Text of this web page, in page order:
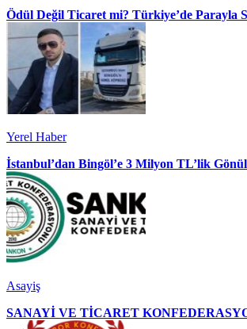
Ödül Değil Ticaret mi? Türkiye’de Parayla
Yerel Haber
İstanbul’dan Bingöl’e 3 Milyon TL’lik
Asayiş
SANAYİ VE TİCARET